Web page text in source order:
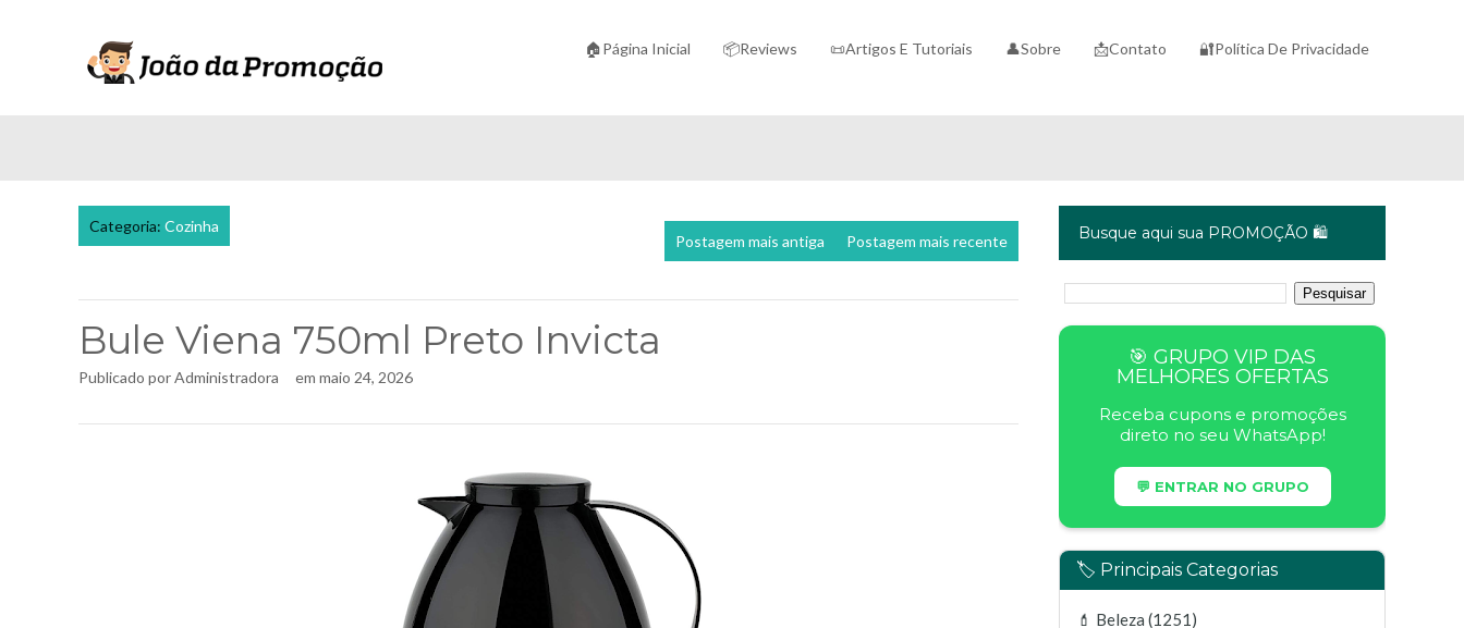
🏠Página Inicial 📦Reviews 📜Artigos E Tutoriais 👤Sobre 📩Contato 🔐Política De Privacidade
Categoria: Cozinha
Postagem mais recente
Postagem mais antiga
Bule Viena 750ml Preto Invicta
Publicado porAdministradora em maio 24, 2026
Busque aqui sua PROMOÇÃO 🛍️
🎯 GRUPO VIP DAS
MELHORES OFERTAS
Receba cupons e promoções
direto no seu WhatsApp!
💬 ENTRAR NO GRUPO
🏷️ Principais Categorias
💄 Beleza (1251)